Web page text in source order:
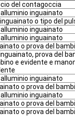
del contagoccia
inguainato
o tipo del
inguainato
inguainato
o prova del
prova del
e evidente e
inguainato
o prova del
inguainato
o prova del
o prova del